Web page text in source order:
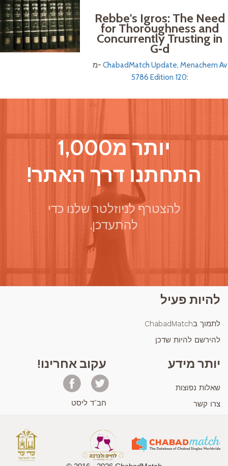
Rebbe's Igros: The Need
for Thoroughness and
Concurrently Trusting in
G‑d
מ- ChabadMatch Update, Menachem Av
5786 Edition 120:
יותר מ1,000
התחתנו דרך האתר!
להצטרף לניוזלטר שלנו כדי
להתעדכן.
להיות פעיל
לתמוך בChabadMatch
להירשם להיות שדכן
יותר מידע
שאלות נפוצות
צרו קשר
עקוב אחרינו!
חב"ד ליסט